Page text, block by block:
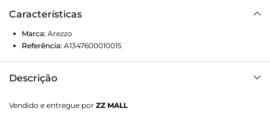
Características
Marca: Arezzo
Referência: A1347600010015
Descrição
amarração tem solado baixo emborrachado bege. Traz
Vendido e entregue por ZZ MALL